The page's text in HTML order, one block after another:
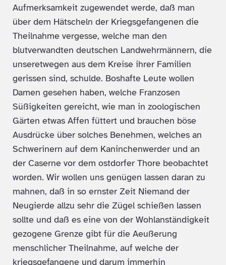
Aufmerksamkeit zugewendet werde, daß man
über dem Hätscheln der Kriegsgefangenen die
Theilnahme vergesse, welche man den
blutverwandten deutschen Landwehrmännern, die
unseretwegen aus dem Kreise ihrer Familien
gerissen sind, schulde. Boshafte Leute wollen
Damen gesehen haben, welche Franzosen
Süßigkeiten gereicht, wie man in zoologischen
Gärten etwas Affen füttert und brauchen böse
Ausdrücke über solches Benehmen, welches an
Schwerinern auf dem Kaninchenwerder und an
der Caserne vor dem ostdorfer Thore beobachtet
worden. Wir wollen uns genügen lassen daran zu
mahnen, daß in so ernster Zeit Niemand der
Neugierde allzu sehr die Zügel schießen lassen
sollte und daß es eine von der Wohlanständigkeit
gezogene Grenze gibt für die Aeußerung
menschlicher Theilnahme, auf welche der
kriegsgefangene und darum immerhin